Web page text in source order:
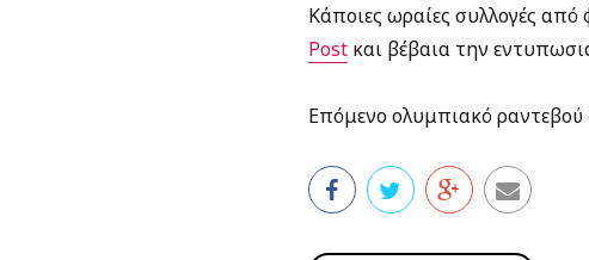
Κάποιες ωραίες συλλογές από
Postκαι βέβαια την
Επόμενο ολυμπιακό ραντεβού